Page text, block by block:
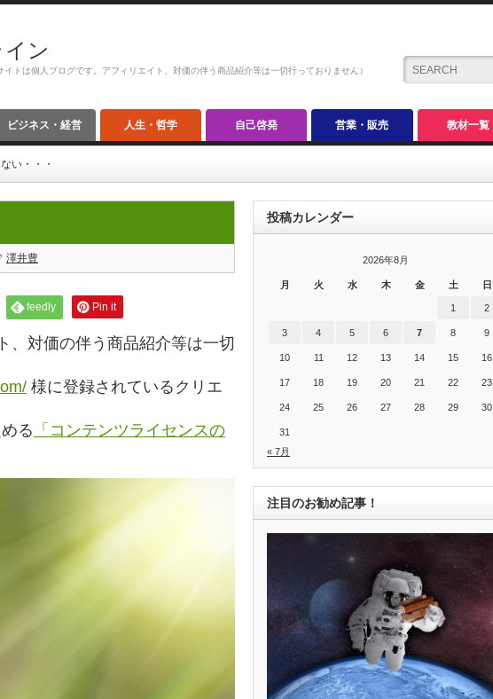
ン
トは個人ブログです。アフィリエイト、対価の伴う商品紹介等は一切行っておりません）
ビジネス・経営 人生・哲学 自己啓発 営業・販売 教材一覧
い・・・
澤井豊
feedly Pin it
対価の伴う商品紹介等は一切
様に登録されているクリエ
る 「コンテンツライセンスの
投稿カレンダー
2026年8月
月 火 水 木 金 土 日
1 2
3 4 5 6 7 8 9
10 11 12 13 14 15 16
17 18 19 20 21 22 23
24 25 26 27 28 29 30
31
« 7月
注目のお勧め記事！